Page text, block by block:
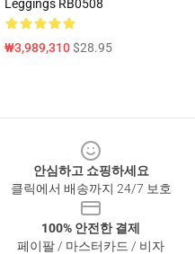
Leggings RB0508
₩3,989,310$28.95
안심하고 쇼핑하세요
클릭에서 배송까지 24/7 보호
100% 안전한 결제
페이팔 / 마스터카드 / 비자